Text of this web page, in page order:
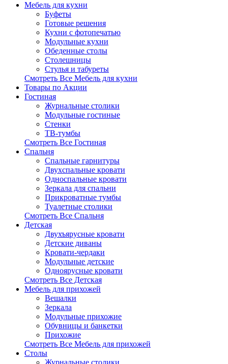
Мебель для кухни
Буфеты
Готовые решения
Кухни с фотопечатью
Модульные кухни
Обеденные столы
Столешницы
Стулья и табуреты
Смотреть Все Мебель для кухни
Товары по Акции
Гостиная
Журнальные столики
Модульные гостиные
Стенки
ТВ-тумбы
Смотреть Все Гостиная
Спальня
Спальные гарнитуры
Двухспальные кровати
Односпальные кровати
Зеркала для спальни
Прикроватные тумбы
Туалетные столики
Смотреть Все Спальня
Детская
Двухъярусные кровати
Детские диваны
Кровати-чердаки
Модульные детские
Одноярусные кровати
Смотреть Все Детская
Мебель для прихожей
Вешалки
Зеркала
Модульные прихожие
Обувницы и банкетки
Прихожие
Смотреть Все Мебель для прихожей
Столы
Журнальные столики